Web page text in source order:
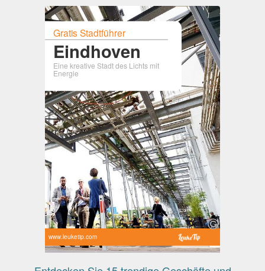
Gratis Stadtführer
Eindhoven
Eine kreative Stadt des Lichts mit
Energie
www.leuketip.com